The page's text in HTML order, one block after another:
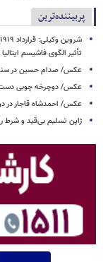
پربیننده‌ترین
تأثیر الگوی فاشیسم
عکس/ صدام حسین در سنگر
عکس/ دوچرخه چوبی دست‌ساز؛ ۱۱۴
عکس/ احمدشاه قاجار در
ژاپن تسلیم بی‌قید و شرط را پذیرفت؛